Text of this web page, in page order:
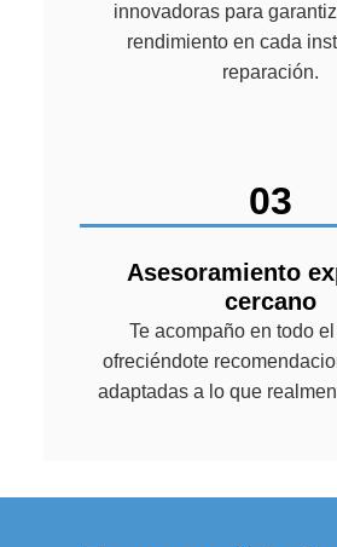
innovadoras para
rendimiento en cada
reparación.
03
Asesoramiento
cercano
Te acompaño en todo
ofreciéndote
adaptadas a lo que